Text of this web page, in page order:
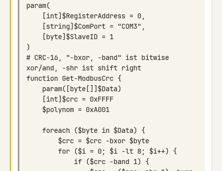
# CRC-16, "-bxor, -band" ist bitwise